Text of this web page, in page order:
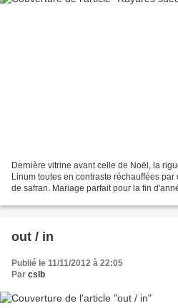
Dernière vitrine avant celle de Noël, la
Linum toutes en contraste réchauffées
de safran. Mariage parfait pour la fin
out / in
Publié le 11/11/2012 à 22:05
Par cslb